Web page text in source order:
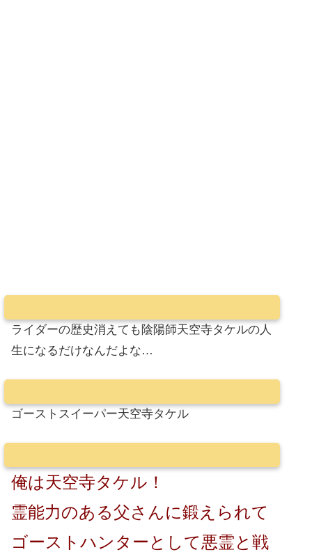
ライダーの歴史消えても陰陽師天空寺タケルの人
生になるだけなんだよな…
ゴーストスイーパー天空寺タケル
俺は天空寺タケル！
霊能力のある父さんに鍛えられて
ゴーストハンターとして悪霊と戦